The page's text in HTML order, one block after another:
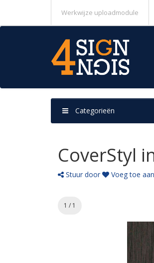
Werkwijze uploadmodule
Categorieën
CoverStyl
Stuur door Voeg toe
1 / 1